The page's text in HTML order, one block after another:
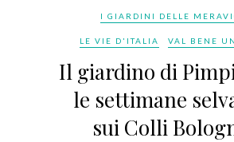
I GIARDINI DELLE
LE VIE D'ITALIA VAL BENE
Il giardino di
le settimane
sui Colli